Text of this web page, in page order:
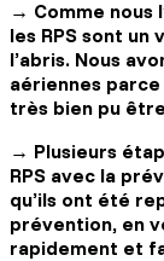
→ Comme nous
les RPS sont un
l’abris. Nous
aériennes
très bien pu
→ Plusieurs
RPS avec la
qu’ils ont été
prévention, en
rapidement et